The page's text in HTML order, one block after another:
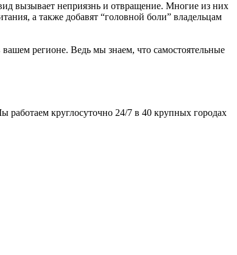
вызывает неприязнь и отвращение. Многие из них
а также добавят “головной боли” владельцам
регионе. Ведь мы знаем, что самостоятельные
круглосуточно 24/7 в 40 крупных городах